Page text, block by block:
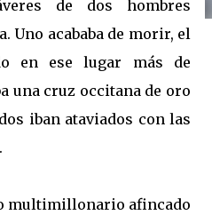
de dos hombres
Uno acababa de morir, el
en ese lugar más de
una cruz occitana de oro
iban ataviados con las
multimillonario afincado